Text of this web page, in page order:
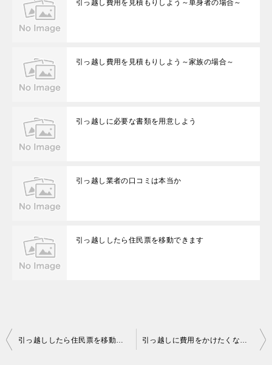
引っ越し費用を見積もりしよう～単身者の場合～
引っ越し費用を見積もりしよう～家族の場合～
引っ越しに必要な書類を用意しよう
引っ越し業者の口コミは本当か
引っ越ししたら住民票を移動できます
投
引っ越ししたら住民票を移動できます 引っ越しに費用をかけたくない方へ